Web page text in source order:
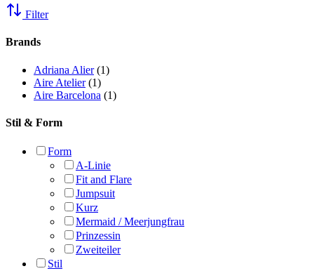
Filter
Brands
Adriana Alier (1)
Aire Atelier (1)
Aire Barcelona (1)
Stil & Form
Form
A-Linie
Fit and Flare
Jumpsuit
Kurz
Mermaid / Meerjungfrau
Prinzessin
Zweiteiler
Stil